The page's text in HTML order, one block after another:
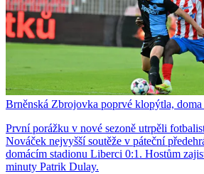
Brněnská Zbrojovka poprvé klopýtla, doma
První porážku v nové sezoně utrpěli
Nováček nejvyšší soutěže v páteční
domácím stadionu Liberci 0:1. Hostům
minuty Patrik Dulay.